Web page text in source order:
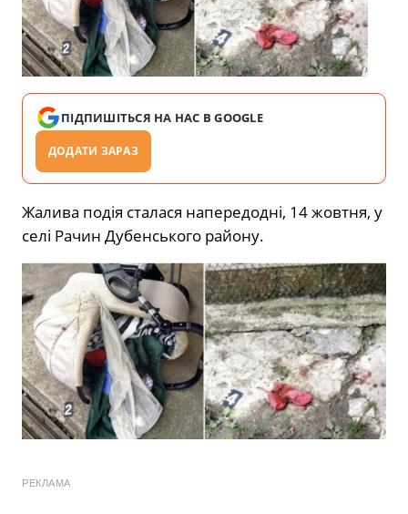
ПІДПИШІТЬСЯ НА НАС В GOOGLE
ДОДАТИ ЗАРАЗ
Жалива подія сталася напередодні, 14 жовтня, у
селі Рачин Дубенського району.
РЕКЛАМА